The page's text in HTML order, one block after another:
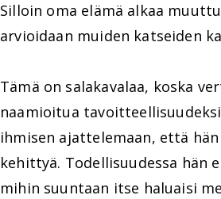
Silloin oma elämä alkaa
arvioidaan muiden katseiden
Tämä on salakavalaa, koska
naamioitua
ihmisen ajattelemaan, että hän
kehittyä. Todellisuudessa hän
mihin suuntaan itse haluaisi